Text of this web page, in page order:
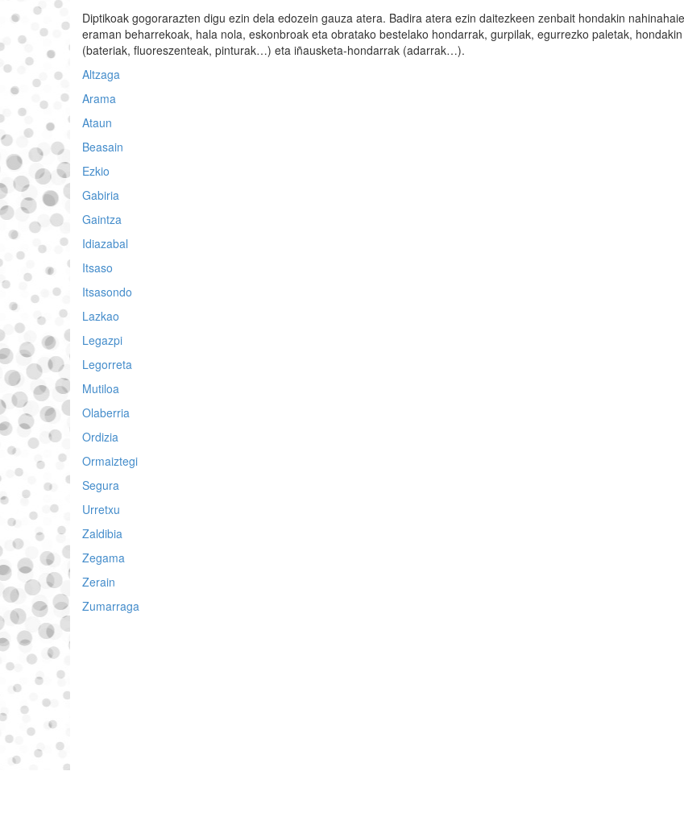
Diptikoak gogorarazten digu ezin dela edozein gauza atera. Badira atera ezin daitezkeen zenbait hondakin
eraman beharrekoak, hala nola, eskonbroak eta obratako bestelako hondarrak, gurpilak, egurrezko paletak,
(bateriak, fluoreszenteak, pinturak…) eta iñausketa-hondarrak (adarrak…).
Altzaga
Arama
Ataun
Beasain
Ezkio
Gabiria
Gaintza
Idiazabal
Itsaso
Itsasondo
Lazkao
Legazpi
Legorreta
Mutiloa
Olaberria
Ordizia
Ormaiztegi
Segura
Urretxu
Zaldibia
Zegama
Zerain
Zumarraga